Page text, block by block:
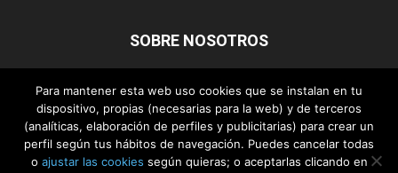
SOBRE NOSOTROS
SÍGUENOS
Para mantener esta web uso cookies que se instalan en tu
dispositivo, propias (necesarias para la web) y de terceros
(analíticas, elaboración de perfiles y publicitarias) para crear un
perfil según tus hábitos de navegación. Puedes cancelar todas
o ajustar las cookies según quieras; o aceptarlas clicando en